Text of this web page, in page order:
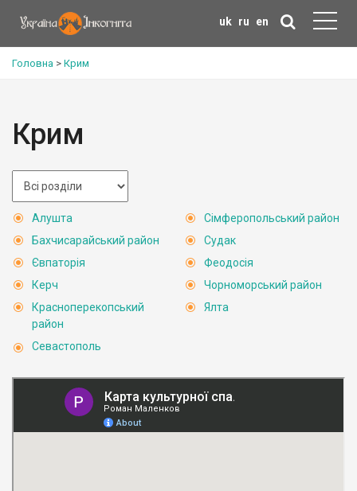
uk ru en
Головна > Крим
Крим
Алушта
Бахчисарайський район
Євпаторія
Керч
Красноперекопський
район
Севастополь
Сімферопольський район
Судак
Феодосія
Чорноморський район
Ялта